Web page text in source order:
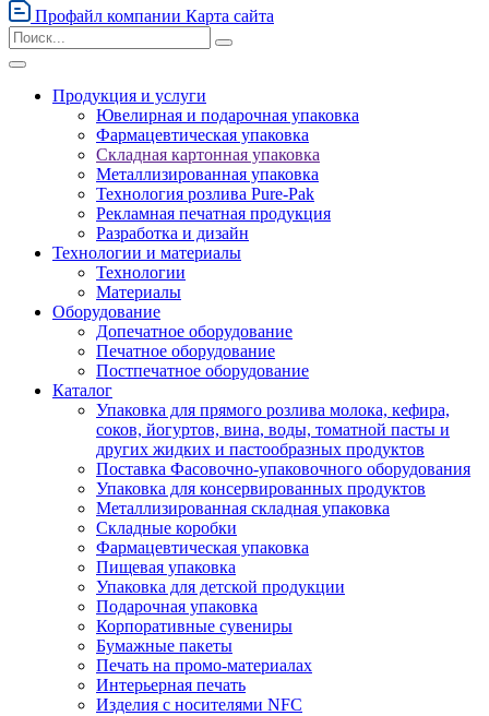
Профайл компании Карта сайта
Продукция и услуги
Ювелирная и подарочная упаковка
Фармацевтическая упаковка
Складная картонная упаковка
Металлизированная упаковка
Технология розлива Pure-Pak
Рекламная печатная продукция
Разработка и дизайн
Технологии и материалы
Технологии
Материалы
Оборудование
Допечатное оборудование
Печатное оборудование
Постпечатное оборудование
Каталог
Упаковка для прямого розлива молока, кефира,
соков, йогуртов, вина, воды, томатной пасты и
других жидких и пастообразных продуктов
Поставка Фасовочно-упаковочного оборудования
Упаковка для консервированных продуктов
Металлизированная складная упаковка
Складные коробки
Фармацевтическая упаковка
Пищевая упаковка
Упаковка для детской продукции
Подарочная упаковка
Корпоративные сувениры
Бумажные пакеты
Печать на промо-материалах
Интерьерная печать
Изделия с носителями NFC